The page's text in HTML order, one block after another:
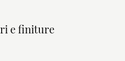
e finiture